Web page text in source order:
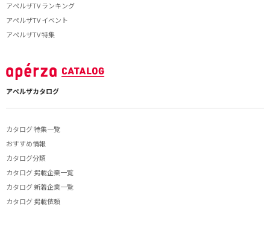
アペルザTV ランキング
アペルザTV イベント
アペルザTV 特集
アペルザカタログ
カタログ 特集一覧
おすすめ情報
カタログ分類
カタログ 掲載企業一覧
カタログ 新着企業一覧
カタログ 掲載依頼